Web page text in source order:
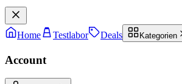
Home Testlabor Deals Kategorien
Account